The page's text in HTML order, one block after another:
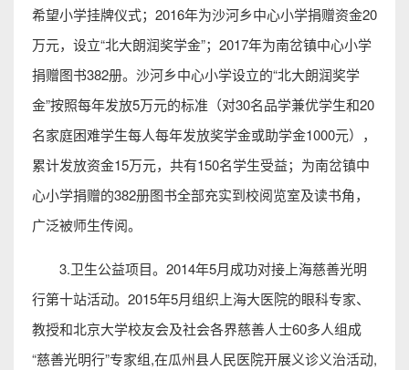
希望小学挂牌仪式；2016年为沙河乡中心小学捐赠资金20
万元，设立“北大朗润奖学金”；2017年为南岔镇中心小学
捐赠图书382册。沙河乡中心小学设立的“北大朗润奖学
金”按照每年发放5万元的标准（对30名品学兼优学生和20
名家庭困难学生每人每年发放奖学金或助学金1000元），
累计发放资金15万元，共有150名学生受益；为南岔镇中
心小学捐赠的382册图书全部充实到校阅览室及读书角，
广泛被师生传阅。
3.卫生公益项目。2014年5月成功对接上海慈善光明
行第十站活动。2015年5月组织上海大医院的眼科专家、
教授和北京大学校友会及社会各界慈善人士60多人组成
“慈善光明行”专家组,在瓜州县人民医院开展义诊义治活动,